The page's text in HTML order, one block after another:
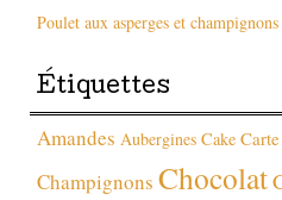
Poulet aux asperges et
Étiquettes
Amandes Aubergines Cake
Champignons Chocolat